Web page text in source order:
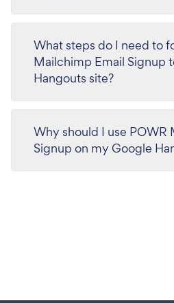
What steps do I need to
Mailchimp Email Signup
Hangouts site?
Why should I use POWR
Signup on my Google